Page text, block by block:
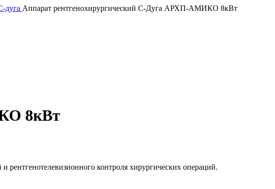
дуга Аппарат рентгено­хирургический С-Дуга АРХП‑АМИКО 8кВт
8кВт
рентгенотелевизионного контроля хирургических операций.